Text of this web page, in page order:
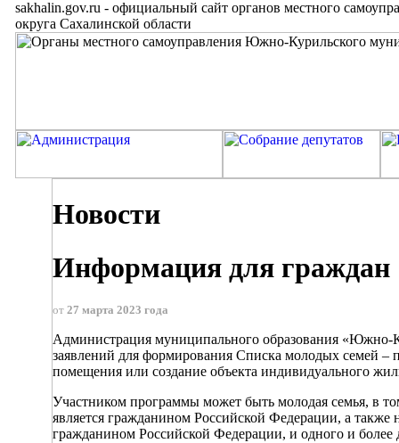
sakhalin.gov.ru - официальный сайт органов местного
округа Сахалинской области
Новости
Информация для граждан
от 27 марта 2023 года
Администрация муниципального образования «Южно-
заявлений для формирования Списка молодых семей –
помещения или создание объекта индивидуального
Участником программы может быть молодая семья, в
является гражданином Российской Федерации, а также
гражданином Российской Федерации, и одного и